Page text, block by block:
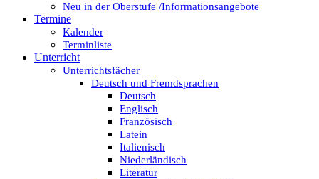
Neu in der Oberstufe /Informationsangebote
Termine
Kalender
Terminliste
Unterricht
Unterrichtsfächer
Deutsch und Fremdsprachen
Deutsch
Englisch
Französisch
Latein
Italienisch
Niederländisch
Literatur